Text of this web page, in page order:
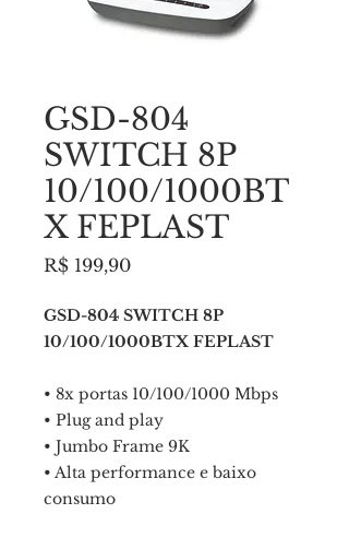
GSD-804
SWITCH 8P
10/100/1000BT
X FEPLAST
R$ 199,90Preço
GSD-804 SWITCH 8P
10/100/1000BTX FEPLAST
• 8x portas 10/100/1000 Mbps
• Plug and play
• Jumbo Frame 9K
• Alta performance e baixo
consumo